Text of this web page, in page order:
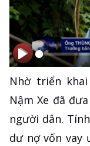
Bắt
đầu
Bắt
đầu
Nhờ triển
Nậm Xe đã
người dân.
dư nợ vốn vay